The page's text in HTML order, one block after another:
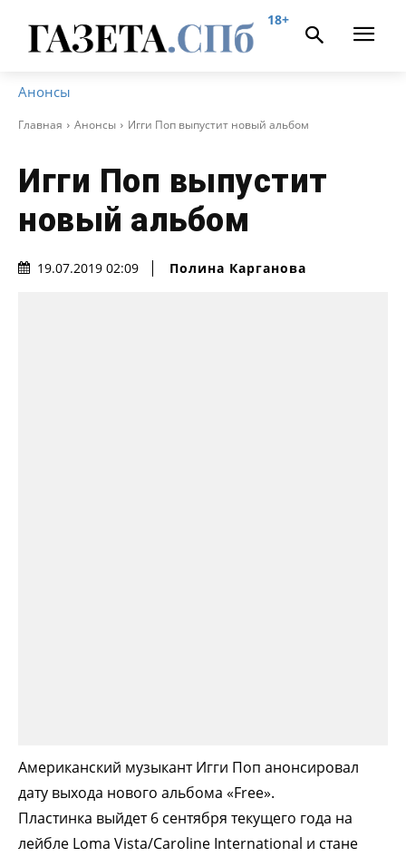
18+
Анонсы
Главная Анонсы Игги Поп выпустит новый альбом
Игги Поп выпустит
новый альбом
19.07.2019 02:09 Полина Карганова
Американский музыкант Игги Поп анонсировал
дату выхода нового альбома «Free».
Пластинка выйдет 6 сентября текущего года на
лейбле Loma Vista/Caroline International и стане